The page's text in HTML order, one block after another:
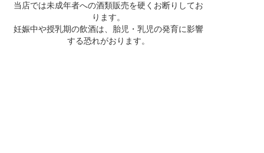
当店では未成年者への酒類販売を硬くお断りしてお
ります。
妊娠中や授乳期の飲酒は、胎児・乳児の発育に影響
する恐れがおります。